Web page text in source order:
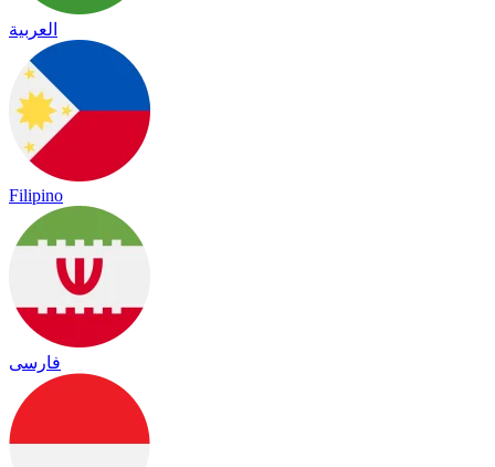
العربية
Filipino
فارسی